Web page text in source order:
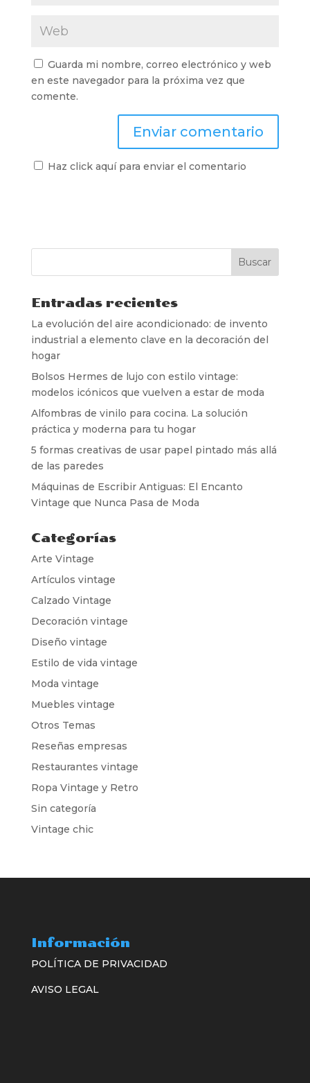
Guarda mi nombre, correo electrónico y web
en este navegador para la próxima vez que
comente.
Haz click aquí para enviar el comentario
Entradas recientes
La evolución del aire acondicionado: de invento
industrial a elemento clave en la decoración del
hogar
Bolsos Hermes de lujo con estilo vintage:
modelos icónicos que vuelven a estar de moda
Alfombras de vinilo para cocina. La solución
práctica y moderna para tu hogar
5 formas creativas de usar papel pintado más allá
de las paredes
Máquinas de Escribir Antiguas: El Encanto
Vintage que Nunca Pasa de Moda
Categorías
Arte Vintage
Artículos vintage
Calzado Vintage
Decoración vintage
Diseño vintage
Estilo de vida vintage
Moda vintage
Muebles vintage
Otros Temas
Reseñas empresas
Restaurantes vintage
Ropa Vintage y Retro
Sin categoría
Vintage chic
Información
POLÍTICA DE PRIVACIDAD
AVISO LEGAL